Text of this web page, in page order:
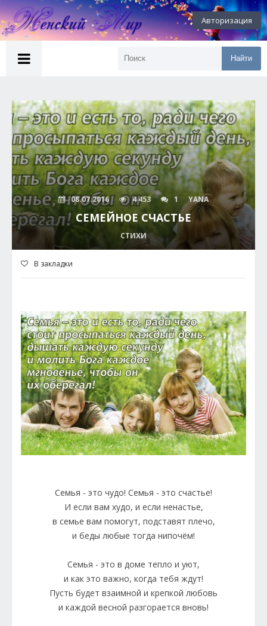
Авторизация
Найти
08.07.2016 4 453 1 YANA
СЕМЕЙНОЕ СЧАСТЬЕ
СТИХИ
В закладки
Семья - это чудо! Семья - это счастье!
И если вам худо, и если ненастье,
в семье вам помогут, подставят плечо,
и беды любые тогда нипочём!
Семья - это в доме тепло и уют,
и как это важно, когда тебя ждут!
Пусть будет взаимной и крепкой любовь
и каждой весной разгорается вновь!